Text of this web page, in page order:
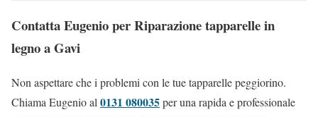
Contatta Eugenio per Riparazione tapparelle in
legno a Gavi
Non aspettare che i problemi con le tue tapparelle peggiorino.
Chiama Eugenio al 0131 080035per una rapida e professionale